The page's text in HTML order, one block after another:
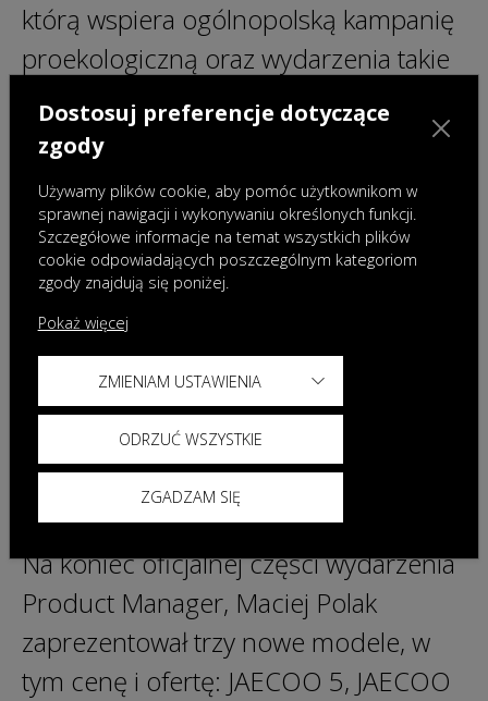
którą wspiera ogólnopolską kampanię
proekologiczną oraz wydarzenia takie
jak Projekt Plaża TVN czy nadchodzący
Poznań Game Arena 2025.
Dotychczas marka była zaangażowana
także przy współpracy sponsorskiej z
L’Étape Poland by Tour de France czy
partnerstwo z Kanałem Zero. Podczas
wydarzenia zapowiedziano także nowy
projekt, który marka zrealizuje w roku
2026 - współpracę ze znaną inicjatywą
sportową Runmageddon.
Podsumowanie i nowe modele
Na koniec oficjalnej części wydarzenia
Product Manager, Maciej Polak
zaprezentował trzy nowe modele, w
tym cenę i ofertę: JAECOO 5, JAECOO
Dostosuj preferencje dotyczące
zgody
Używamy plików cookie, aby pomóc użytkownikom w
sprawnej nawigacji i wykonywaniu określonych funkcji.
Szczegółowe informacje na temat wszystkich plików
cookie odpowiadających poszczególnym kategoriom
zgody znajdują się poniżej.
Pokaż więcej
ZMIENIAM USTAWIENIA
ODRZUĆ WSZYSTKIE
ZGADZAM SIĘ